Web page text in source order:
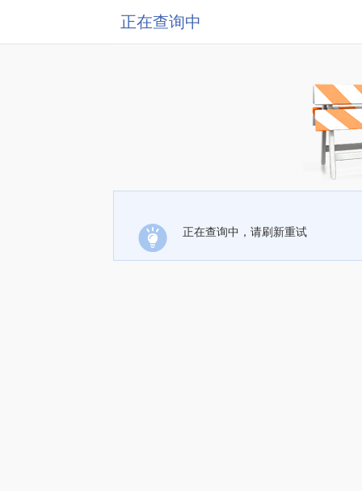
正在查询中
正在查询中，请刷新重试